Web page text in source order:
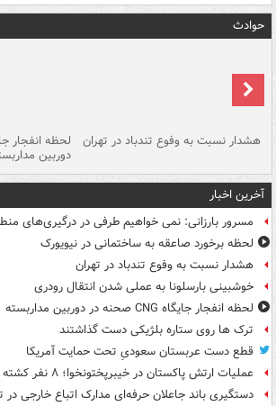
حوادث
هشدار نسبت به وفوع تندباد در تهران
دوربین
آخرین اخبار
مسرور بارزانی: نمی خواهیم طرفی در درگیری‌های
لحظه برخورد صاعقه به ساختمانی در نیویورک
هشدار نسبت به وفوع تندباد در تهران
خوشبینی بارسلونا به عملی شدن انتقال رودری
لحظه انفجار جایگاه CNG صحنه در دوربین مداربسته
ترک ها روی ستاره بلژیکی دست گذاشتند
قطع دست عربستان سعودیِ تحت حمایت آمریکا
عملیات ارتش پاکستان در خیبرپختونخوا؛ ۸ نفر کشته شدند
دستگیری باند جاعلان حرفه‌ای مدارک اتباع خارجی در